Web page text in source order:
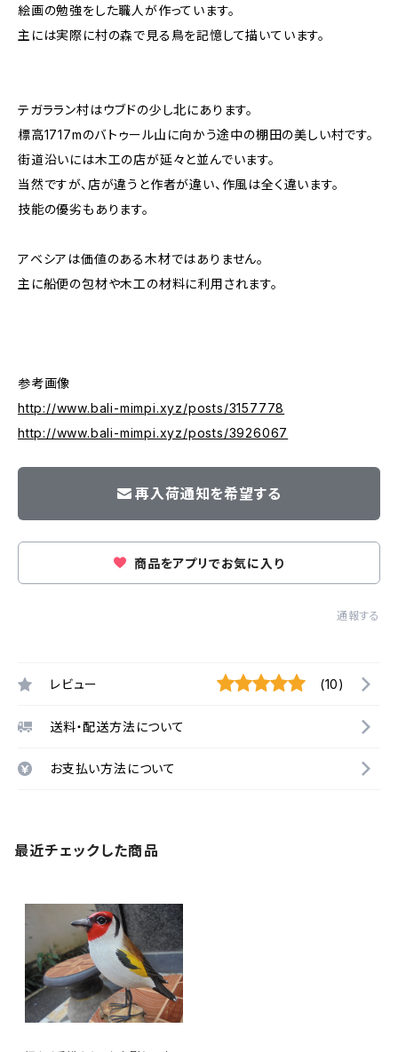
絵画の勉強をした職人が作っています。
主には実際に村の森で見る鳥を記憶して描いています。
テガララン村はウブドの少し北にあります。
標高1717mのバトゥール山に向かう途中の棚田の美しい村です。
街道沿いには木工の店が延々と並んでいます。
当然ですが、店が違うと作者が違い、作風は全く違います。
技能の優劣もあります。
アベシアは価値のある木材ではありません。
主に船便の包材や木工の材料に利用されます。
参考画像
http://www.bali-mimpi.xyz/posts/3157778
http://www.bali-mimpi.xyz/posts/3926067
再入荷通知を希望する
商品をアプリでお気に入り
通報する
レビュー (10)
送料・配送方法について
お支払い方法について
最近チェックした商品